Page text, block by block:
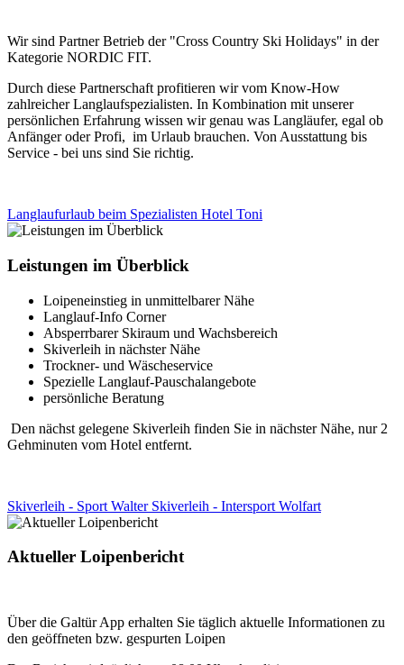
Wir sind Partner Betrieb der "Cross Country Ski Holidays" in der
Kategorie NORDIC FIT.
Durch diese Partnerschaft profitieren wir vom Know-How
zahlreicher Langlaufspezialisten. In Kombination mit unserer
persönlichen Erfahrung wissen wir genau was Langläufer, egal ob
Anfänger oder Profi, im Urlaub brauchen. Von Ausstattung bis
Service - bei uns sind Sie richtig.
Langlaufurlaub beim Spezialisten Hotel Toni
Leistungen im Überblick
Loipeneinstieg in unmittelbarer Nähe
Langlauf-Info Corner
Absperrbarer Skiraum und Wachsbereich
Skiverleih in nächster Nähe
Trockner- und Wäscheservice
Spezielle Langlauf-Pauschalangebote
persönliche Beratung
Den nächst gelegene Skiverleih finden Sie in nächster Nähe, nur 2
Gehminuten vom Hotel entfernt.
Skiverleih - Sport Walter Skiverleih - Intersport Wolfart
Aktueller Loipenbericht
Über die Galtür App erhalten Sie täglich aktuelle Informationen zu
den geöffneten bzw. gespurten Loipen